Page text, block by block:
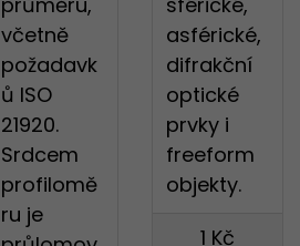
včetně
požadavk
ů ISO
21920.
Srdcem
profilomě
ru je
asférické,
difrakční
optické
prvky i
freeform
objekty.
1 Kč